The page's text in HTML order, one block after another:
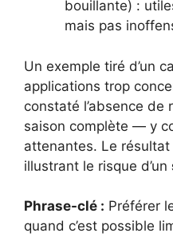
bouillante) :
mais pas
Un exemple tiré d’un
applications trop
constaté l’absence de
saison complète — y
attenantes. Le
illustrant le risque d’un
Phrase-clé : Préférer
quand c’est possible